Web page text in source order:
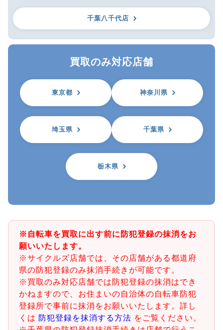
千葉八千代店
買取のみ対応店舗
東京都 神奈川県
埼玉県 千葉県
栃木県
※自転車を買取に出す前に防犯登録の抹消をお
願いいたします。
※サイクルズ店舗では、その店舗がある都道府
県の防犯登録のみ抹消手続きが可能です。
※買取のみ対応店舗では防犯登録の抹消はでき
かねますので、お住まいの自治体の自転車防犯
登録所で事前に抹消をお願いいたします。詳し
くは 防犯登録を抹消する方法 をご覧ください。